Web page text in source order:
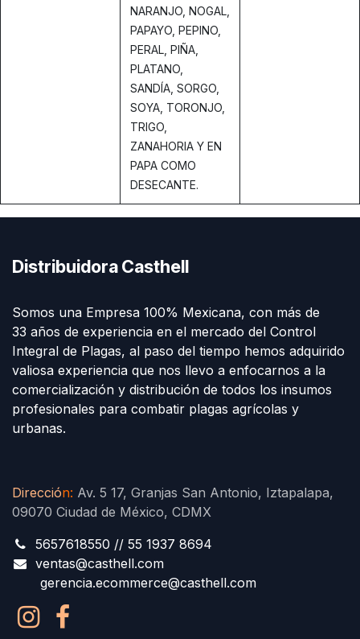
NARANJO, NOGAL,
PAPAYO, PEPINO,
PERAL, PIÑA,
PLATANO,
SANDÍA, SORGO,
SOYA, TORONJO,
TRIGO,
ZANAHORIA Y EN
PAPA COMO
DESECANTE.
Distribuidora Casthell
Somos una Empresa 100% Mexicana, con más de
33 años de experiencia en el mercado del Control
Integral de Plagas, al paso del tiempo hemos adquirido
valiosa experiencia que nos llevo a enfocarnos a la
comercialización y distribución de todos los insumos
profesionales para combatir plagas agrícolas y
urbanas.
Dirección: Av. 5 17, Granjas San Antonio, Iztapalapa,
09070 Ciudad de México, CDMX
5657618550 // 55 1937 8694
ventas@casthell.com
gerencia.ecommerce@casthell.com